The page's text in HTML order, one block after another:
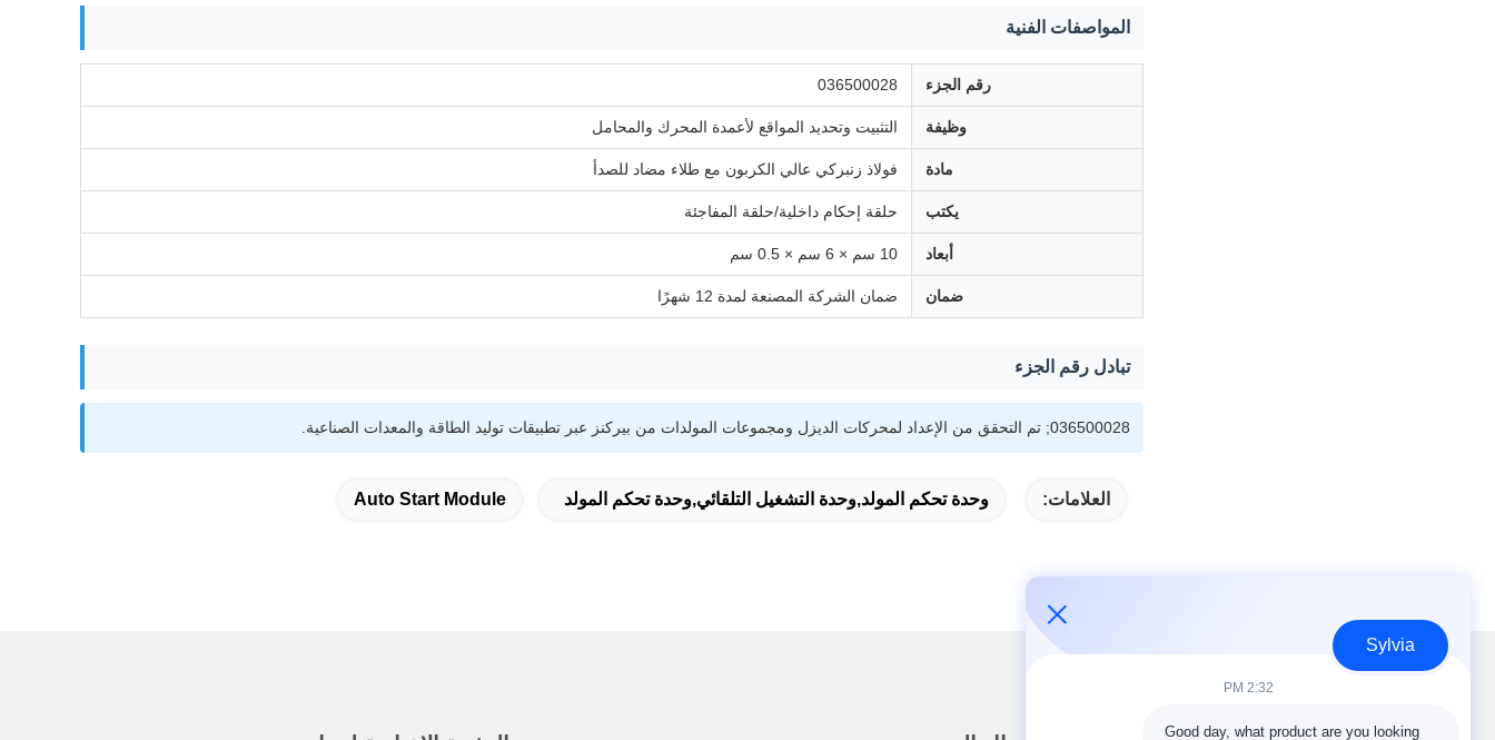
المواصفات الفنية
رقم الجزء 036500028
وظيفة التثبيت وتحديد المواقع لأعمدة المحرك والمحامل
مادة فولاذ زنبركي عالي الكربون مع طلاء مضاد للصدأ
يكتب حلقة إحكام داخلية/حلقة المفاجئة
أبعاد 10 سم × 6 سم × 0.5 سم
ضمان ضمان الشركة المصنعة لمدة 12 شهرًا
تبادل رقم الجزء
036500028; تم التحقق من الإعداد لمحركات الديزل ومجموعات المولدات من بيركنز عبر تطبيقات توليد الطاقة والمعدات الصناعية.
العلامات: وحدة تحكم المولد,وحدة التشغيل التلقائي,وحدة تحكم المولد Auto Start Module
Sylvia
2:32 PM
Good day, what product are you looking